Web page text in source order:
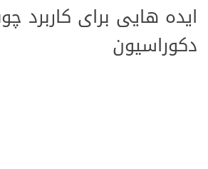
ایده هایی برای کاربرد
دکوراسیون